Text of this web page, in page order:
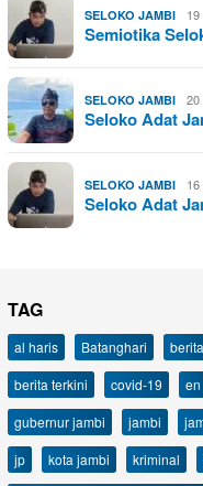
SELOKO JAMBI
Semiotika
SELOKO JAMBI 20
Seloko Adat
SELOKO JAMBI
Seloko Adat
TAG
al haris Batanghari berita
berita terkini
covid-19 en
gubernur jambi
jambi
jp
kota jambi kriminal